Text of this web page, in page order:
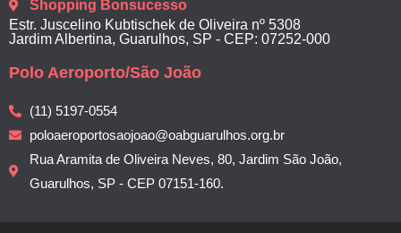
Shopping Bonsucesso
Estr. Juscelino Kubtischek de Oliveira nº 5308
Jardim Albertina, Guarulhos, SP - CEP: 07252-000
Polo Aeroporto/São João
(11) 5197-0554
poloaeroportosaojoao@oabguarulhos.org.br
Rua Aramita de Oliveira Neves, 80, Jardim São João,
Guarulhos, SP - CEP 07151-160.